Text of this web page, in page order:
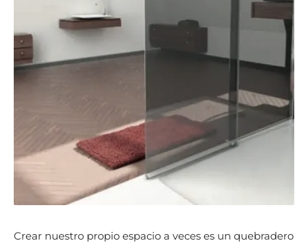
Crear nuestro propio espacio a veces es un quebradero